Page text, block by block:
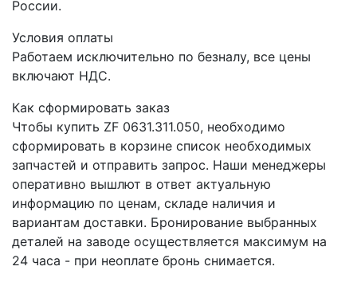
России.
Условия оплаты
Работаем исключительно по безналу, все цены
включают НДС.
Как сформировать заказ
Чтобы купить ZF 0631.311.050, необходимо
сформировать в корзине список необходимых
запчастей и отправить запрос. Наши менеджеры
оперативно вышлют в ответ актуальную
информацию по ценам, складе наличия и
вариантам доставки. Бронирование выбранных
деталей на заводе осуществляется максимум на
24 часа - при неоплате бронь снимается.